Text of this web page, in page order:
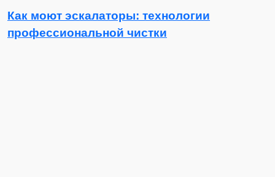
Как моют эскалаторы: технологии
профессиональной чистки